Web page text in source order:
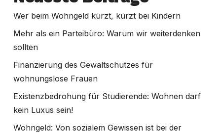
Wer beim Wohngeld kürzt, kürzt bei Kindern
Mehr als ein Parteibüro: Warum wir weiterdenken
sollten
Finanzierung des Gewaltschutzes für
wohnungslose Frauen
Existenzbedrohung für Studierende: Wohnen darf
kein Luxus sein!
Wohngeld: Von sozialem Gewissen ist bei der